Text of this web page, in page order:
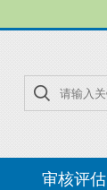
审核评估